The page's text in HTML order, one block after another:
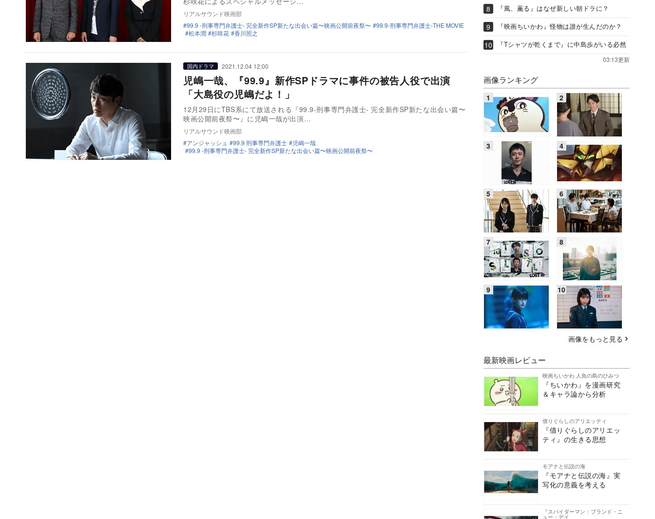
リアルサウンド映画部
99.9 -刑事専門弁護士- 完全新作SP新たな出会い篇〜映画公開前夜祭〜
99.9-刑事専門弁護士-THE MOVIE
松本潤
杉咲花 香川照之
国内ドラマ 2021.12.04 12:00
児嶋一哉、『99.9』新作SPドラマに事件の被告人役で出演
「大島役の児嶋だよ！」
12月29日にTBS系にて放送される『99.9-刑事専門弁護士- 完全新作SP新たな出会い篇〜
映画公開前夜祭〜』に児嶋一哉が出演…
リアルサウンド映画部
アンジャッシュ
99.9 刑事専門弁護士
児嶋一哉
99.9 -刑事専門弁護士- 完全新作SP新たな出会い篇〜映画公開前夜祭〜
『風、薫る』はなぜ新しい朝ドラに？
『映画ちいかわ』怪物は誰が生んだのか？
『Tシャツが乾くまで』に中島歩がいる必然
03:13更新
画像ランキング
画像をもっと見る
最新映画レビュー
映画ちいかわ 人魚の島のひみつ
『ちいかわ』を漫画研究
＆キャラ論から分析
借りぐらしのアリエッティ
『借りぐらしのアリエッ
ティ』の生きる思想
モアナと伝説の海
『モアナと伝説の海』実
写化の意義を考える
『スパイダーマン：ブランド・ニ
ュー・デイ